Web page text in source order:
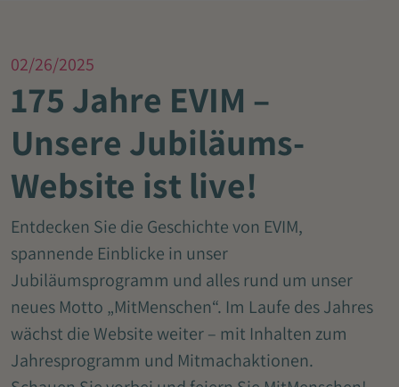
02/26/2025
175 Jahre EVIM –
Unsere Jubiläums-
Website ist live!
Entdecken Sie die Geschichte von EVIM,
spannende Einblicke in unser
Jubiläumsprogramm und alles rund um unser
neues Motto „MitMenschen“. Im Laufe des Jahres
wächst die Website weiter – mit Inhalten zum
Jahresprogramm und Mitmachaktionen.